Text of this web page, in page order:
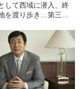
して西域に潜入、終
を渡り歩き…第三者